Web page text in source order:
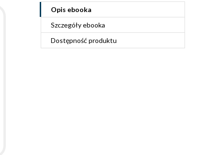
Opis ebooka
Szczegółyebooka
Dostępność produktu